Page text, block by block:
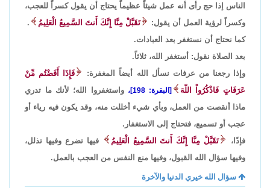
الناس إذا حج رأى أنه عمل شيئاً عظيماً يحتاج أن يقول كسراً للعجب،
وكسراً لرؤية العمل أن يقول:
تَقَبَّلْ مِنَّا إِنَّكَ أَنتَ السَّمِيعُ الْعَلِيمُ
.
كما نحتاج أن نستغفر بعد العبادات.
بعد الصلاة نقول: أستغفر الله، ثلاثاً.
وإذا رجعنا من عرفات نسأل الله أيضاً المغفرة:
فَإِذَا أَفَضْتُم مِّنْ
عَرَفَاتٍ فَاذْكُرُواْ اللّهَ
[البقرة: 198]،
واستغفروا الله؛ لأنك ما تدري
ماذا أنقصت من العمل، وبأي شيء أخللت منه، وقد يكون فيه رياء أو
عجب أو تسميع، فتحتاج إلى الاستغفار.
فإذًا،
تَقَبَّلْ مِنَّا إِنَّكَ أَنتَ السَّمِيعُ الْعَلِيمُ
فيها تضرع وفيها تذلل،
وفيها سؤال الله القبول، وفيها منع النفس من العجب بالعمل.
سؤال الله خيري الدنيا والآخرة